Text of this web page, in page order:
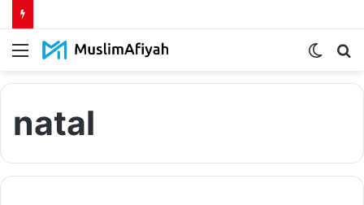
Menu
Switch
natal